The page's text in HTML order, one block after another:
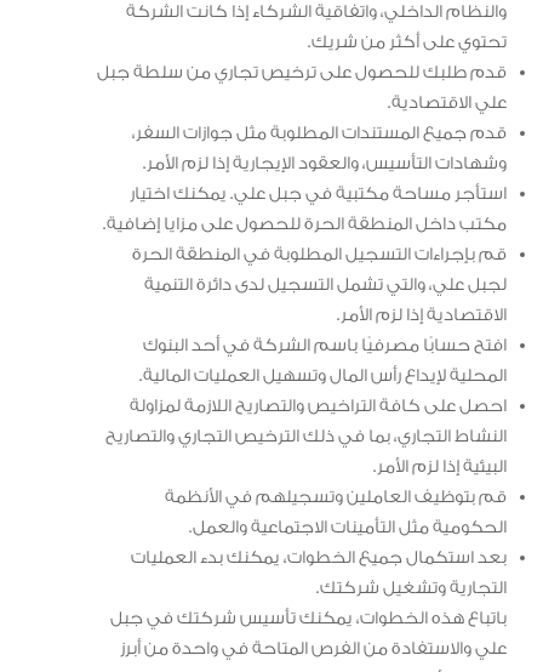
والنظام الداخلي، واتفاقية الشركاء إذا كانت الشركة
تحتوي على أكثر من شريك.
قدم طلبك للحصول على ترخيص تجاري من سلطة جبل
علي الاقتصادية.
قدم جميع المستندات المطلوبة مثل جوازات السفر،
وشهادات التأسيس، والعقود الإيجارية إذا لزم الأمر.
استأجر مساحة مكتبية في جبل علي. يمكنك اختيار
مكتب داخل المنطقة الحرة للحصول على مزايا إضافية.
قم بإجراءات التسجيل المطلوبة في المنطقة الحرة
لجبل علي، والتي تشمل التسجيل لدى دائرة التنمية
الاقتصادية إذا لزم الأمر.
افتح حسابًا مصرفيًا باسم الشركة في أحد البنوك
المحلية لإيداع رأس المال وتسهيل العمليات المالية.
احصل على كافة التراخيص والتصاريح اللازمة لمزاولة
النشاط التجاري، بما في ذلك الترخيص التجاري والتصاريح
البيئية إذا لزم الأمر.
قم بتوظيف العاملين وتسجيلهم في الأنظمة
الحكومية مثل التأمينات الاجتماعية والعمل.
بعد استكمال جميع الخطوات، يمكنك بدء العمليات
التجارية وتشغيل شركتك.
باتباع هذه الخطوات، يمكنك تأسيس شركتك في جبل
علي والاستفادة من الفرص المتاحة في واحدة من أبرز